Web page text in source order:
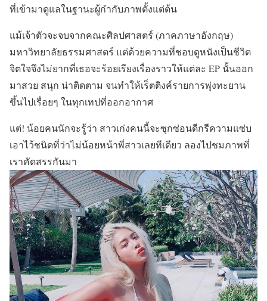
ที่เข้ามาดูแลในฐานะผู้กำกับภาพตั้งแต่ต้น
แม้เจ้าตัวจะจบจากคณะศิลปศาสตร์ (ภาคภาษาอังกฤษ)
มหาวิทยาลัยธรรมศาสตร์ แต่ด้วยความที่ชอบดูหนังเป็นชีวิต
จิตใจจึงไม่ยากที่เธอจะร้อยเรียงเรื่องราวให้แต่ละ EP นั้นออก
มาสวย สนุก น่าติดตาม จนทำให้เร็ตติงค์รายการพุ่งทะยาน
ขึ้นไปเรื่อยๆ ในทุกเทปที่ออกอากาศ
แต่! น้อยคนนักจะรู้ว่า สาวเก่งคนนี้จะซุกซ่อนดีกรีความแซ่บ
เอาไว้ชนิดที่ว่าไม่น้อยหน้าพี่สาวเลยทีเดียว ลองไปชมภาพที่
เราคัดสรรกันมา